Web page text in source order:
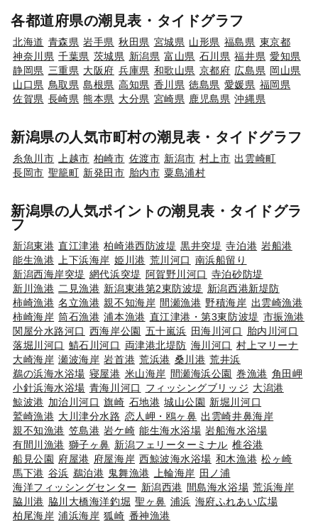
各都道府県の潮見表・タイドグラフ
北海道 青森県 岩手県 秋田県 宮城県 山形県 福島県 東京都
神奈川県 千葉県 茨城県 新潟県 富山県 石川県 福井県 愛知県
静岡県 三重県 大阪府 兵庫県 和歌山県 京都府 広島県 岡山県
山口県 鳥取県 島根県 高知県 香川県 徳島県 愛媛県 福岡県
佐賀県 長崎県 熊本県 大分県 宮崎県 鹿児島県 沖縄県
新潟県の人気市町村の潮見表・タイドグラフ
糸魚川市 上越市 柏崎市 佐渡市 新潟市 村上市 出雲崎町
長岡市 聖籠町 新発田市 胎内市 粟島浦村
新潟県の人気ポイントの潮見表・タイドグラ
フ
新潟東港 直江津港 柏崎港西防波堤 黒井突堤 寺泊港 岩船港
能生漁港
上下浜海岸 姫川港 荒川河口 南浜船留り
新潟西海岸突堤 網代浜突堤 阿賀野川河口 寺泊砂防堤
新川漁港 二見漁港 新潟東港第2東防波堤 新潟西港新堤防
柿崎漁港 名立漁港 親不知海岸 間瀬漁港 野積海岸 出雲崎漁港
柿崎海岸 筒石漁港 浦本漁港 直江津港・第3東防波堤 市振漁港
関屋分水路河口 西海岸公園 五十嵐浜 田海川河口
胎内川河口
落堀川河口 鯖石川河口 両津港北堤防 海川河口 村上マリーナ
大崎海岸 瀬波海岸 岩首港 荒浜港 桑川港 荒井浜
鵜の浜海水浴場 寝屋港 米山海岸 間瀬海浜公園 巻漁港 角田岬
小針浜海水浴場 青海川河口 フィッシングブリッジ 大潟港
鯨波港 加治川河口 旗崎 石地港 城山公園 新堀川河口
鷲崎漁港 大川津分水路 恋人岬・鴎ヶ鼻 出雲崎井鼻海岸
親不知漁港 笠島港 岩ケ崎 能生海水浴場 岩船海水浴場
有間川漁港 獅子ヶ鼻 新潟フェリーターミナル 椎谷港
船見公園 府屋港 府屋海岸 西鯨波海水浴場 和木漁港 松ヶ崎
馬下港 谷浜 鵜泊港 鬼舞漁港 上輪海岸 田ノ浦
海洋フィッシングセンター 新潟西港 間島海水浴場 荒浜海岸
脇川港 脇川大橋海洋釣堀 聖ヶ鼻 浦浜 海府ふれあい広場
柏尾海岸 浦浜海岸 狐崎 番神漁港